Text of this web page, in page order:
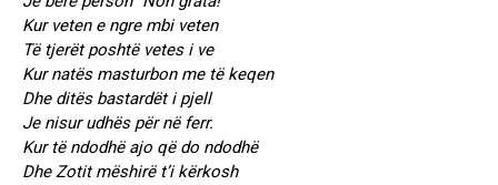
Kur veten e ngre mbi veten
Të tjerët poshtë vetes i ve
Kur natës masturbon me të keqen
Dhe ditës bastardët i pjell
Je nisur udhës për në ferr.
Kur të ndodhë ajo që do ndodhë
Dhe Zotit mëshirë t’i kërkosh